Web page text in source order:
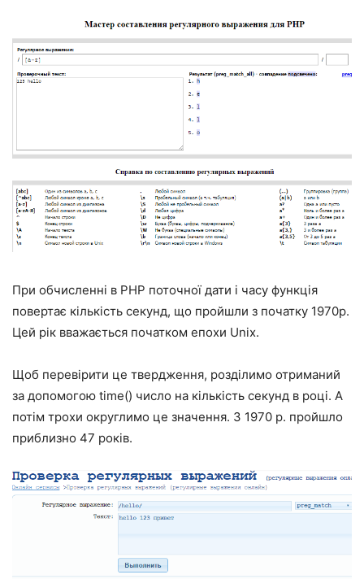
При обчисленні в PHP поточної дати і часу функція
повертає кількість секунд, що пройшли з початку 1970р.
Цей рік вважається початком епохи Unix.
Щоб перевірити це твердження, розділимо отриманий
за допомогою time() число на кількість секунд в році. А
потім трохи округлимо це значення. З 1970 р. пройшло
приблизно 47 років.